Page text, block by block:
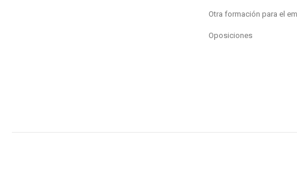
Otra formación para el
Oposiciones